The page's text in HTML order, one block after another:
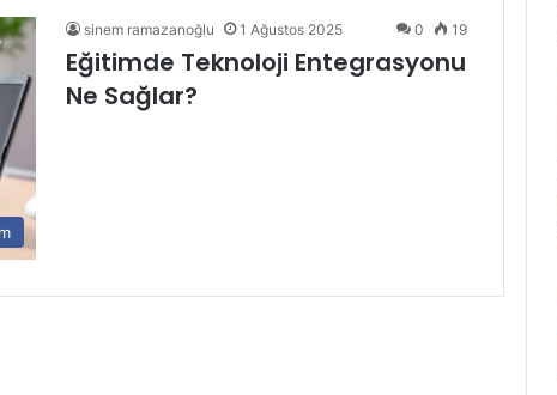
sinem ramazanoğlu 1 Ağustos 2025 0 19
Eğitimde Teknoloji Entegrasyonu
Ne Sağlar?